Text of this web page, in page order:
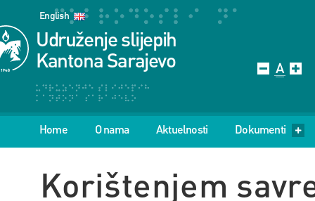
English
Udruženje slijepih
Kantona Sarajevo
Home O nama Aktuelnosti Dokumenti
Korištenjem